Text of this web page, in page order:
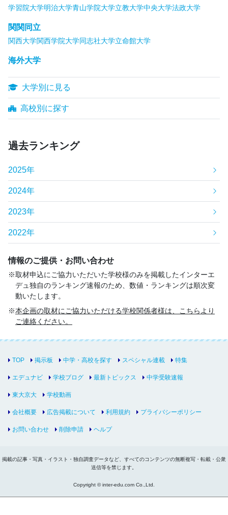
学習院大学明治大学青山学院大学立教大学中央大学法政大学
関関同立
関西大学関西学院大学同志社大学立命館大学
海外大学
大学別に見る
高校別に探す
過去ランキング
2025年
2024年
2023年
2022年
情報のご提供・お問い合わせ
取材申込にご協力いただいた学校様のみを掲載したインターエ
デュ独自のランキング速報のため、数値・ランキングは順次変
動いたします。
本企画の取材にご協力いただける学校関係者様は、こちらより
ご連絡ください。
TOP 掲示板 中学・高校を探す スペシャル連載 特集
エデュナビ 学校ブログ 最新トピックス 中学受験速報
東大京大 学校動画
会社概要 広告掲載について 利用規約 プライバシーポリシー
お問い合わせ 削除申請 ヘルプ
掲載の記事・写真・イラスト・独自調査データなど、すべてのコンテンツの無断複写・転載・公衆
送信等を禁じます。
Copyright © inter-edu.com Co.,Ltd.